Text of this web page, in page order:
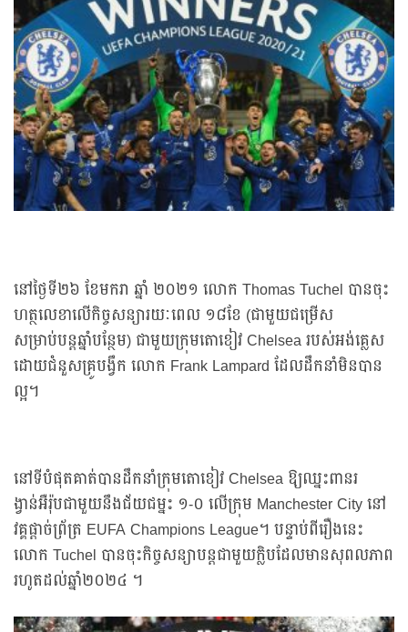
នៅថ្ងៃទី២៦ ខែមករា ឆ្នាំ ២០២១ លោក Thomas Tuchel បានចុះ
ហត្ថលេខាលើកិច្ចសន្យារយៈពេល ១៨ខែ (ជាមួយជម្រើស
សម្រាប់បន្ដឆ្នាំបន្ថែម) ជាមួយក្រុមតោខៀវ Chelsea របស់អង់គ្លេស
ដោយជំនួសគ្រូបង្វឹក លោក Frank Lampard ដែលដឹកនាំមិនបាន
ល្អ។
នៅទីបំផុតគាត់បានដឹកនាំក្រុមតោខៀវ Chelsea ឱ្យឈ្នះពានរ
ង្វាន់អឺរ៉ុបជាមួយនឹងជ័យជម្នះ ១-០ លើក្រុម Manchester City នៅ
វគ្គផ្តាច់ព្រ័ត្រ EUFA Champions League។ បន្ទាប់ពីរឿងនេះ
លោក Tuchel បានចុះកិច្ចសន្យាបន្តជាមួយក្លិបដែលមានសុពលភាព
រហូតដល់ឆ្នាំ២០២៤ ។